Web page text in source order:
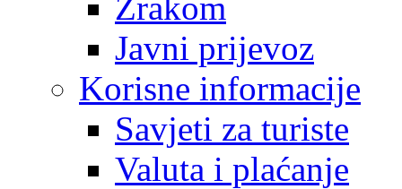
Javni prijevoz
Korisne informacije
Savjeti za turiste
Valuta i plaćanje